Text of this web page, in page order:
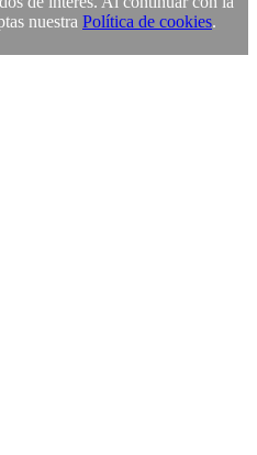
nuestra Política de cookies.